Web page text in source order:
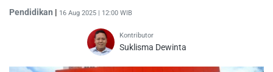
Pendidikan | 16 Aug 2025 | 12:00 WIB
Kontributor
Suklisma Dewinta